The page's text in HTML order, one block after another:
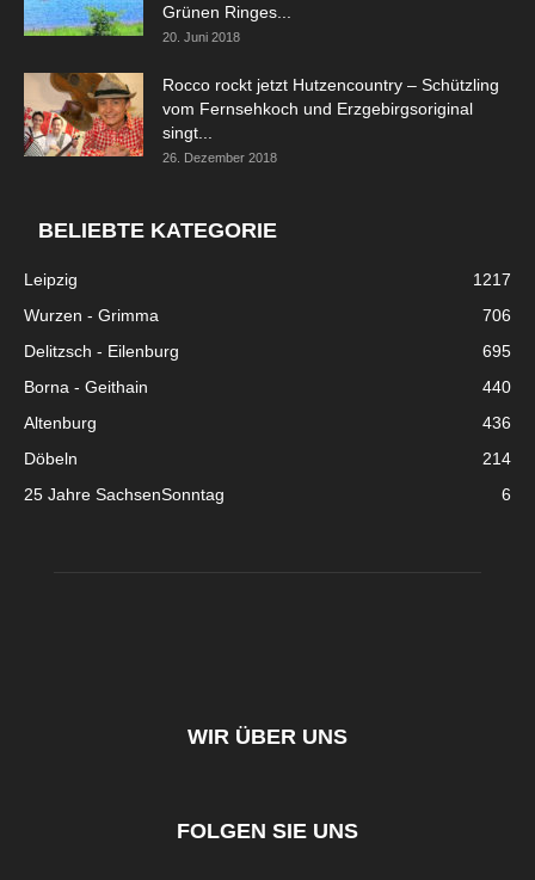
Grünen Ringes...
20. Juni 2018
Rocco rockt jetzt Hutzencountry – Schützling
vom Fernsehkoch und Erzgebirgsoriginal
singt...
26. Dezember 2018
BELIEBTE KATEGORIE
Leipzig
1217
Wurzen - Grimma
706
Delitzsch - Eilenburg
695
Borna - Geithain
440
Altenburg
436
Döbeln
214
25 Jahre SachsenSonntag
6
WIR ÜBER UNS
FOLGEN SIE UNS